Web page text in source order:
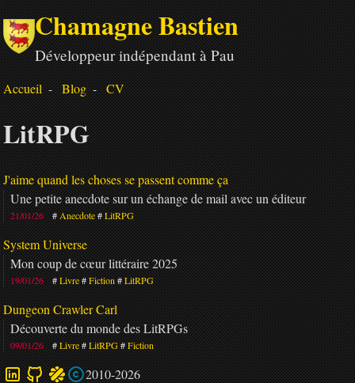
Chamagne Bastien
Développeur indépendant à Pau
Accueil Blog CV
LitRPG
J'aime quand les choses se passent comme ça
Une petite anecdote sur un échange de mail avec un éditeur
21/01/26 Anecdote LitRPG
System Universe
Mon coup de cœur littéraire 2025
19/01/26 Livre Fiction LitRPG
Dungeon Crawler Carl
Découverte du monde des LitRPGs
09/01/26 Livre LitRPG Fiction
2010-2026